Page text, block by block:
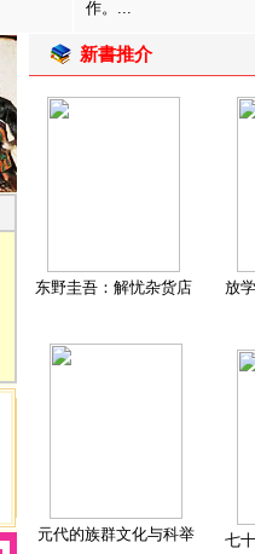
作。...
新書推介
东野圭吾：解忧杂货店 放
元代的族群文化与科举 七